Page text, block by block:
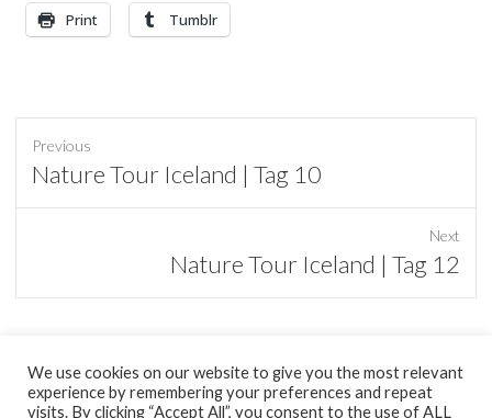
Print Tumblr
Previous
Previous
post:
Nature Tour Iceland | Tag 10
Next
post:
Nature Tour Iceland | Tag 12
tumblr
We use cookies on our website to give you the most relevant
experience by remembering your preferences and repeat
visits. By clicking “Accept All”, you consent to the use of ALL